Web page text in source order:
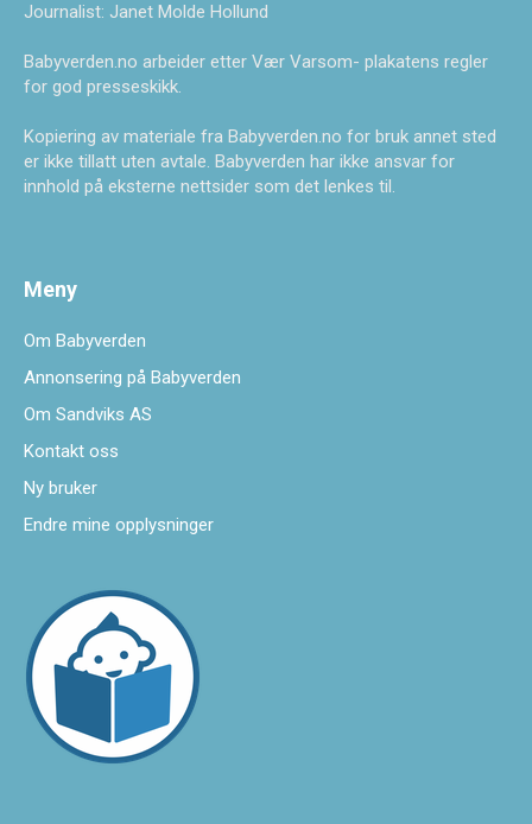
Journalist: Janet Molde Hollund
Babyverden.no arbeider etter Vær Varsom- plakatens regler
for god presseskikk.
Kopiering av materiale fra Babyverden.no for bruk annet sted
er ikke tillatt uten avtale. Babyverden har ikke ansvar for
innhold på eksterne nettsider som det lenkes til.
Meny
Om Babyverden
Annonsering på Babyverden
Om Sandviks AS
Kontakt oss
Ny bruker
Endre mine opplysninger